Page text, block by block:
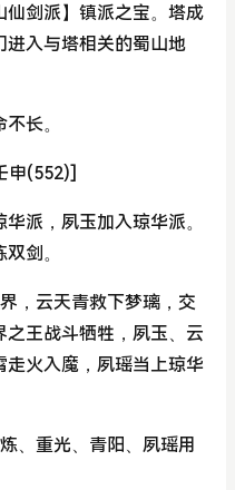
剑派】镇派之宝。塔成
进入与塔相关的蜀山地
长。
申(552)]
派，夙玉加入琼华派。
剑。
，云天青救下梦璃，交
王战斗牺牲，夙玉、云
火入魔，夙瑶当上琼华
、重光、青阳、夙瑶用